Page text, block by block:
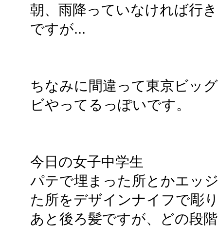
朝、雨降っていなければ行
ですが...
ちなみに間違って東京ビッ
ビやってるっぽいです。
今日の女子中学生
パテで埋まった所とかエッ
た所をデザインナイフで彫
あと後ろ髪ですが、どの段